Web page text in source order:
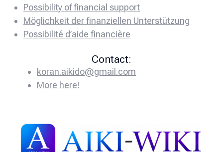
Possibility of financial support
Möglichkeit der finanziellen Unterstützung
Possibilité d’aide financière
Contact:
koran.aikido@gmail.com
More here!